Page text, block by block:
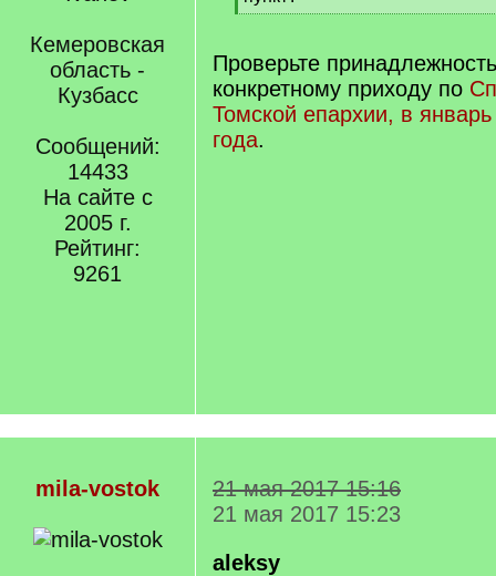
Кемеровская
область -
Кузбасс
Сообщений:
14433
На сайте с
2005 г.
Рейтинг:
9261
][
q
]
Проверьте
конкретному приходу по
Томской епархии, в
года.
mila-vostok
21 мая 2017 15:16
21 мая 2017 15:23
aleksy